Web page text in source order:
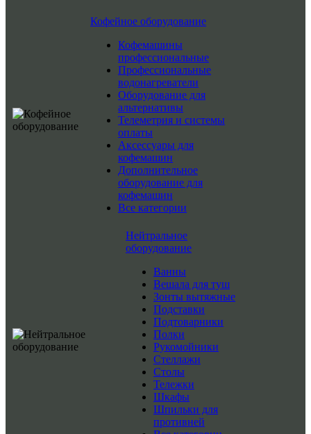
Кофейное оборудование
Кофемашины
профессиональные
Профессиональные
водонагреватели
Оборудование для
альтернативы
Телеметрия и системы
оплаты
Аксессуары для
кофемашин
Дополнительное
оборудование для
кофемашин
Все категории
Нейтральное
оборудование
Ванны
Вешала для туш
Зонты вытяжные
Подставки
Подтоварники
Полки
Рукомойники
Стеллажи
Столы
Тележки
Шкафы
Шпильки для
противней